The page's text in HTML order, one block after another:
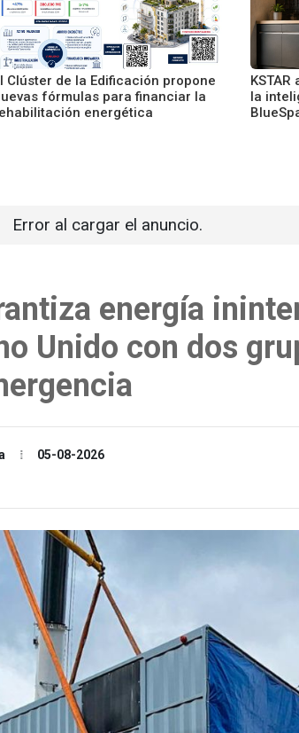
Clúster de la Edificación propone
fórmulas para financiar la
energética
la
Error al cargar el anuncio.
energía
Unido con dos
05-08-2026